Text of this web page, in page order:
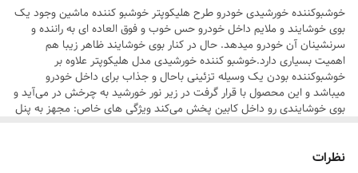
خوشبوکننده خورشیدی خودرو طرح هلیکوپتر خوشبو کننده ماشین وجود یک
بوی خوشایند و ملایم داخل خودرو حس خوب و فوق العاده ای به راننده و
سرنشینان آن خودرو میدهد. حال در کنار بوی خوشایند ظاهر زیبا هم
اهمیت بسیاری دارد.خوشبو کننده خورشیدی مدل هلیکوپتر علاوه بر
خوشبوکننده بودن یک وسیله تزئینی باحال و جذاب برای داخل خودرو
میباشد و این محصول با قرار گرفت در زیر نور خورشید به چرخش در می‌آید و
بوی خوشایندی رو داخل کابین پخش می‌کند ویژگی های خاص: مجهز به پنل
فضای خودرو منتشر می شود. پخش رایحه یکنواخت: چرخش منظم ملخ ها
نظرات